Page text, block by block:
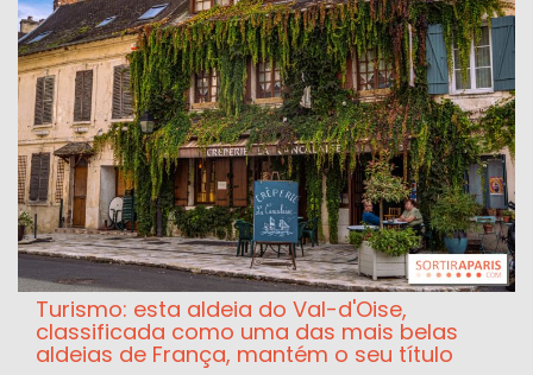
Turismo: esta aldeia do Val-d'Oise,
classificada como uma das mais belas
aldeias de França, mantém o seu título